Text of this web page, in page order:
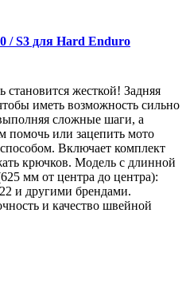
/ S3 для Hard Enduro
становится жесткой! Задняя
иметь возможность сильно
сложные шаги, а
помочь или зацепить мото
Включает комплект
крючков. Модель с длинной
мм от центра до центра):
и другими брендами.
и качество швейной